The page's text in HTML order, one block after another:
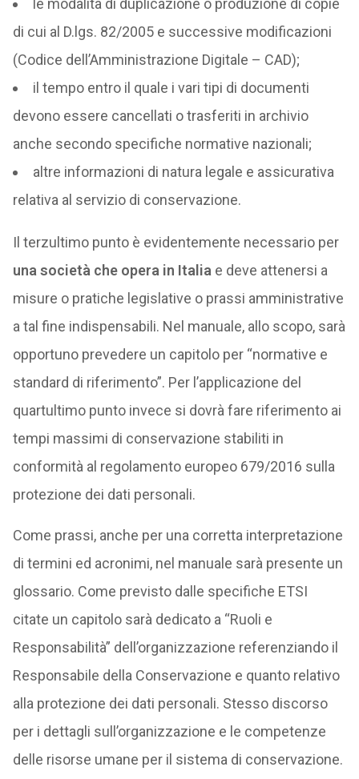
le modalità di duplicazione o produzione di copie
di cui al D.lgs. 82/2005 e successive modificazioni
(Codice dell’Amministrazione Digitale – CAD);
il tempo entro il quale i vari tipi di documenti
devono essere cancellati o trasferiti in archivio
anche secondo specifiche normative nazionali;
altre informazioni di natura legale e assicurativa
relativa al servizio di conservazione.
Il terzultimo punto è evidentemente necessario per
una società che opera in Italia e deve attenersi a
misure o pratiche legislative o prassi amministrative
a tal fine indispensabili. Nel manuale, allo scopo, sarà
opportuno prevedere un capitolo per “normative e
standard di riferimento”. Per l’applicazione del
quartultimo punto invece si dovrà fare riferimento ai
tempi massimi di conservazione stabiliti in
conformità al regolamento europeo 679/2016 sulla
protezione dei dati personali.
Come prassi, anche per una corretta interpretazione
di termini ed acronimi, nel manuale sarà presente un
glossario. Come previsto dalle specifiche ETSI
citate un capitolo sarà dedicato a “Ruoli e
Responsabilità” dell’organizzazione referenziando il
Responsabile della Conservazione e quanto relativo
alla protezione dei dati personali. Stesso discorso
per i dettagli sull’organizzazione e le competenze
delle risorse umane per il sistema di conservazione.